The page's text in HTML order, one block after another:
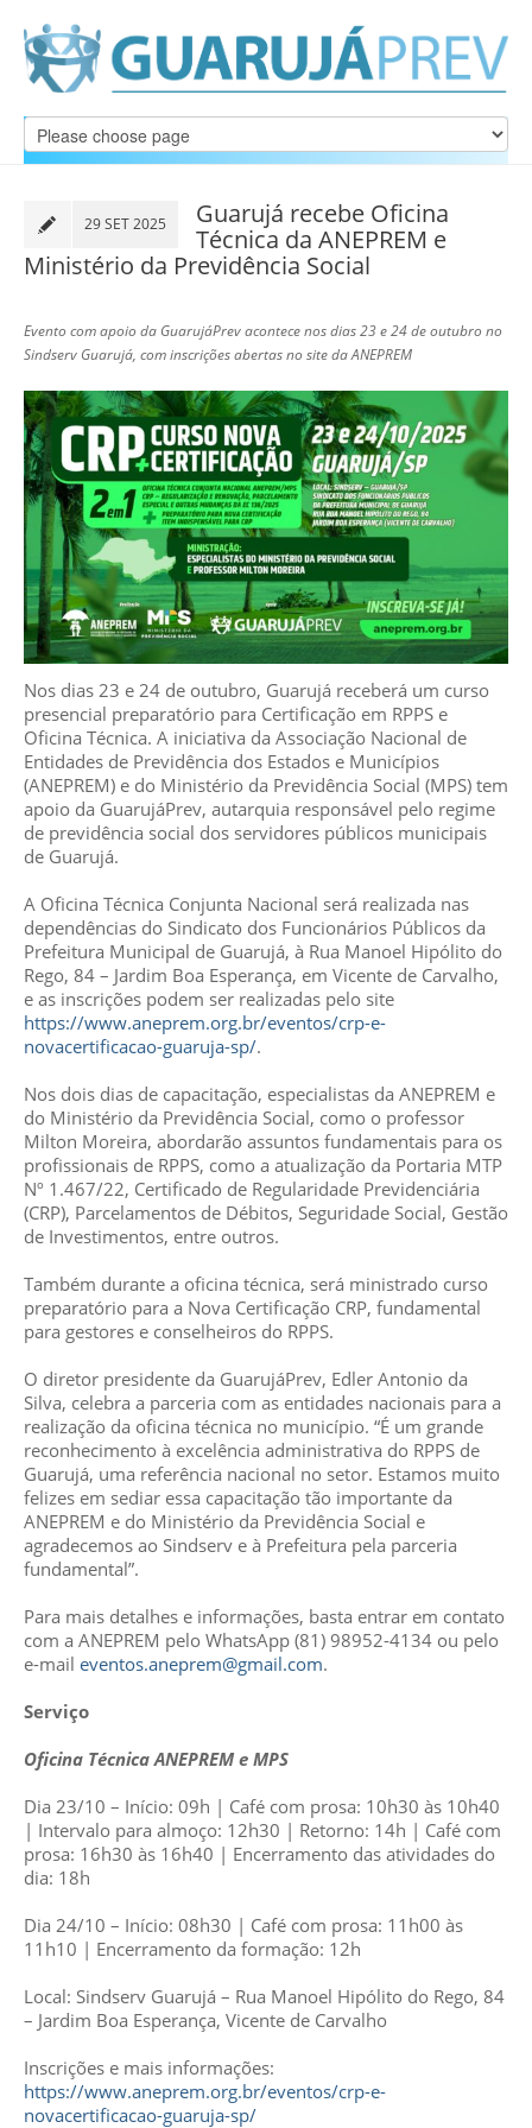
29 SET 2025
Guarujá recebe Oficina
Técnica da ANEPREM e
Ministério da Previdência Social
Evento com apoio da GuarujáPrev acontece nos dias 23 e 24 de outubro no
Sindserv Guarujá, com inscrições abertas no site da ANEPREM
Nos dias 23 e 24 de outubro, Guarujá receberá um curso
presencial preparatório para Certificação em RPPS e
Oficina Técnica. A iniciativa da Associação Nacional de
Entidades de Previdência dos Estados e Municípios
(ANEPREM) e do Ministério da Previdência Social (MPS) tem
apoio da GuarujáPrev, autarquia responsável pelo regime
de previdência social dos servidores públicos municipais
de Guarujá.
A Oficina Técnica Conjunta Nacional será realizada nas
dependências do Sindicato dos Funcionários Públicos da
Prefeitura Municipal de Guarujá, à Rua Manoel Hipólito do
Rego, 84 – Jardim Boa Esperança, em Vicente de Carvalho,
e as inscrições podem ser realizadas pelo site
https://www.aneprem.org.br/eventos/crp-e-
novacertificacao-guaruja-sp/.
Nos dois dias de capacitação, especialistas da ANEPREM e
do Ministério da Previdência Social, como o professor
Milton Moreira, abordarão assuntos fundamentais para os
profissionais de RPPS, como a atualização da Portaria MTP
Nº 1.467/22, Certificado de Regularidade Previdenciária
(CRP), Parcelamentos de Débitos, Seguridade Social, Gestão
de Investimentos, entre outros.
Também durante a oficina técnica, será ministrado curso
preparatório para a Nova Certificação CRP, fundamental
para gestores e conselheiros do RPPS.
O diretor presidente da GuarujáPrev, Edler Antonio da
Silva, celebra a parceria com as entidades nacionais para a
realização da oficina técnica no município. “É um grande
reconhecimento à excelência administrativa do RPPS de
Guarujá, uma referência nacional no setor. Estamos muito
felizes em sediar essa capacitação tão importante da
ANEPREM e do Ministério da Previdência Social e
agradecemos ao Sindserv e à Prefeitura pela parceria
fundamental”.
Para mais detalhes e informações, basta entrar em contato
com a ANEPREM pelo WhatsApp (81) 98952-4134 ou pelo
e-mail eventos.aneprem@gmail.com.
Serviço
Oficina Técnica ANEPREM e MPS
Dia 23/10 – Início: 09h | Café com prosa: 10h30 às 10h40
| Intervalo para almoço: 12h30 | Retorno: 14h | Café com
prosa: 16h30 às 16h40 | Encerramento das atividades do
dia: 18h
Dia 24/10 – Início: 08h30 | Café com prosa: 11h00 às
11h10 | Encerramento da formação: 12h
Local: Sindserv Guarujá – Rua Manoel Hipólito do Rego, 84
– Jardim Boa Esperança, Vicente de Carvalho
Inscrições e mais informações:
https://www.aneprem.org.br/eventos/crp-e-
novacertificacao-guaruja-sp/